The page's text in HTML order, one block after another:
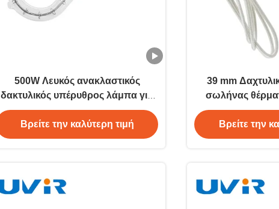
500W Λευκός ανακλαστικός
δακτυλικός υπέρυθρος λάμπα για
βιομηχανική θέρμανση
Βρείτε την καλύτερη τιμή
39 mm
σωλήνας
Βρείτε την